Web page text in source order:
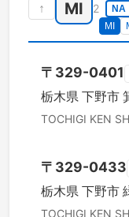
↑ MI 2
NA
MI
〒 329-0401
栃木県 下野市
TOCHIGI KEN
〒 329-0433
栃木県 下野市
TOCHIGI KEN